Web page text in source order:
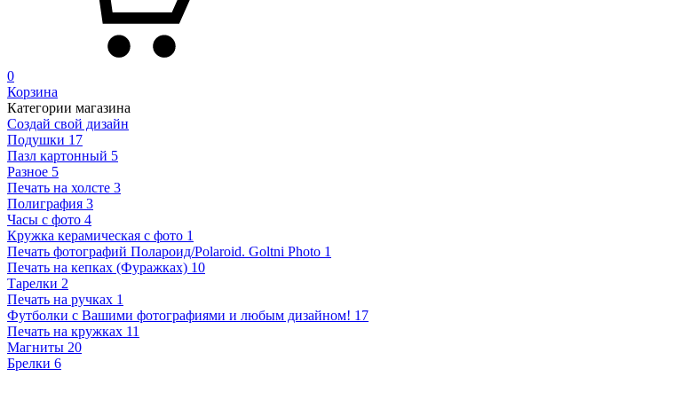
0
Корзина
Категории магазина
Создай свой дизайн
Подушки 17
Пазл картонный 5
Разное 5
Печать на холсте 3
Полиграфия 3
Часы с фото 4
Кружка керамическая с фото 1
Печать фотографий Полароид/Polaroid. Goltni Photo 1
Печать на кепках (Фуражках) 10
Тарелки 2
Печать на ручках 1
Футболки с Вашими фотографиями и любым дизайном! 17
Печать на кружках 11
Магниты 20
Брелки 6